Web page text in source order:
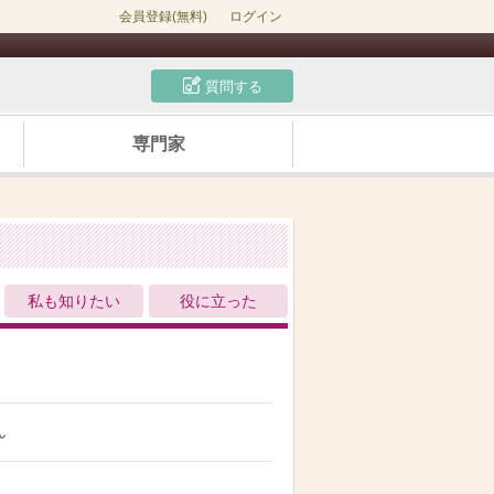
会員登録(無料) ログイン
質問する
専門家
私も知りたい 役に立った